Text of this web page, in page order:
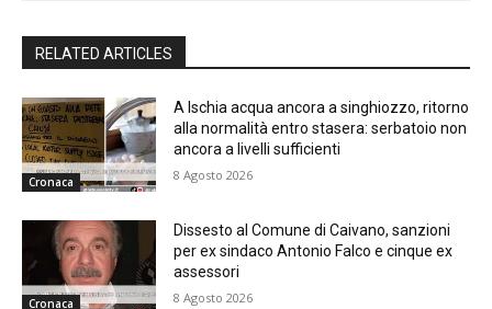
RELATED ARTICLES
Cronaca
A Ischia acqua ancora a singhiozzo, ritorno
alla normalità entro stasera: serbatoio non
ancora a livelli sufficienti
8 Agosto 2026
Cronaca
Dissesto al Comune di Caivano, sanzioni
per ex sindaco Antonio Falco e cinque ex
assessori
8 Agosto 2026